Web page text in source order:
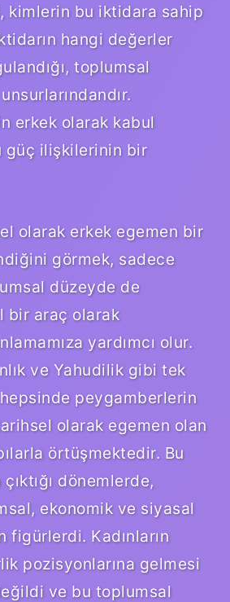
kimlerin bu iktidara sahip
hangi değerler
toplumsal
erkek olarak kabul
güç ilişkilerinin bir
olarak erkek egemen bir
görmek, sadece
düzeyde de
bir araç olarak
yardımcı olur.
ve Yahudilik gibi tek
peygamberlerin
olarak egemen olan
örtüşmektedir. Bu
dönemlerde,
ekonomik ve siyasal
figürlerdi. Kadınların
pozisyonlarına gelmesi
ve bu toplumsal